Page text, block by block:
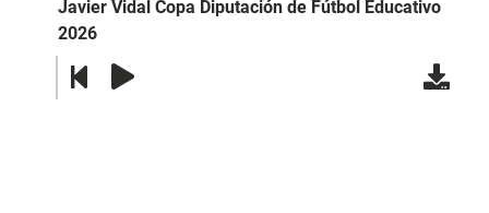
Javier Vidal Copa Diputación de Fútbol Educativo
2026